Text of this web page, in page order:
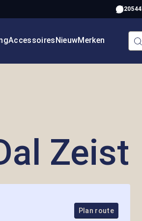
20544
AccessoiresNieuwMerken
Zeist
Plan route